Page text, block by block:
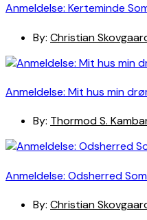
Anmeldelse: Kerteminde
By: Christian
Anmeldelse: Mit hus min
By: Thormod S.
Anmeldelse: Odsherred
By: Christian